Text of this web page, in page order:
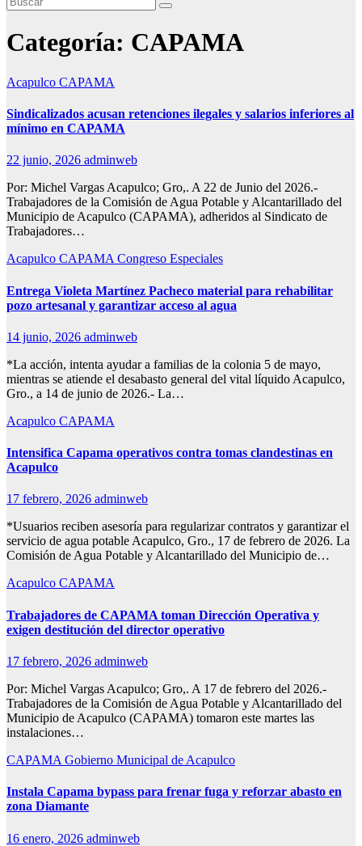
Categoría: CAPAMA
Acapulco CAPAMA
Sindicalizados acusan retenciones ilegales y salarios inferiores al
mínimo en CAPAMA
22 junio, 2026 adminweb
Por: Michel Vargas Acapulco; Gro,. A 22 de Junio del 2026.-
Trabajadores de la Comisión de Agua Potable y Alcantarillado del
Municipio de Acapulco (CAPAMA), adheridos al Sindicato de
Trabajadores…
Acapulco CAPAMACongreso Especiales
Entrega Violeta Martínez Pacheco material para rehabilitar
pozo artesanal y garantizar acceso al agua
14 junio, 2026 adminweb
*La acción, intenta ayudar a familias de la colonia 5 de mayo,
mientras se atiende el desabasto general del vital líquido Acapulco,
Gro., a 14 de junio de 2026.- La…
Acapulco CAPAMA
Intensifica Capama operativos contra tomas clandestinas en
Acapulco
17 febrero, 2026 adminweb
*Usuarios reciben asesoría para regularizar contratos y garantizar el
servicio de agua potable Acapulco, Gro., 17 de febrero de 2026. La
Comisión de Agua Potable y Alcantarillado del Municipio de…
Acapulco CAPAMA
Trabajadores de CAPAMA toman Dirección Operativa y
exigen destitución del director operativo
17 febrero, 2026 adminweb
Por: Michel Vargas Acapulco; Gro,. A 17 de febrero del 2026.-
Trabajadores de la Comisión de Agua Potable y Alcantarillado del
Municipio de Acapulco (CAPAMA) tomaron este martes las
instalaciones…
CAPAMA Gobierno Municipal de Acapulco
Instala Capama bypass para frenar fuga y reforzar abasto en
zona Diamante
16 enero, 2026 adminweb